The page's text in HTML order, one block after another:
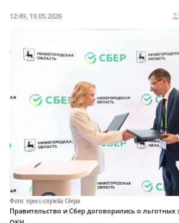
12:49, 19.05.2026
Фото: пресс-служба Сбера
Правительство и Сбер договорились о льготных